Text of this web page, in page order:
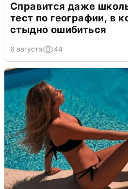
Справится даже
тест по географии, в
стыдно ошибиться
6 августа 44